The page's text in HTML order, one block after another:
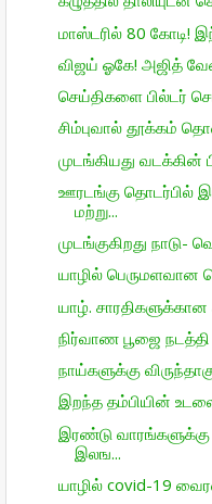
மாஸ்டரில் 80 கோடி!
விஜய் ஓகே! அஜித்
செய்திகளை பில்டர்
சிம்புவால் தூக்கம்
முடங்கியது வடக்கின்
ஊரடங்கு தொடர்பில்
மற்று...
முடங்குகிறது நாடு-
யாழில் பெருமளவான
யாழ்.
நிர்வாண பூஜை
நாய்களுக்கு
இறந்த தம்பியின்
இரண்டு வாரங்களுக்கு
இலங...
யாழில் covid-19